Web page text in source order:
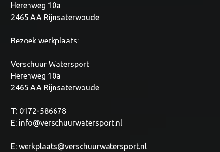
Herenweg 10a
2465 AA Rijnsaterwoude
Bezoek werkplaats:
Verschuur Watersport
Herenweg 10a
2465 AA Rijnsaterwoude
T: 0172-586678
E: info@verschuurwatersport.nl
E:werkplaats@verschuurwatersport.nl